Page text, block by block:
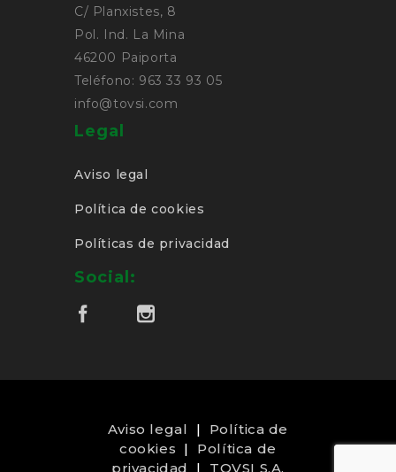
C/ Planxistes, 8
Pol. Ind. La Mina
46200 Paiporta
Teléfono: 963 33 93 05
info@tovsi.com
Legal
Aviso legal
Política de cookies
Políticas de privacidad
Social:
Aviso legal | Política de
cookies | Política de
privacidad
| TOVSI S.A.